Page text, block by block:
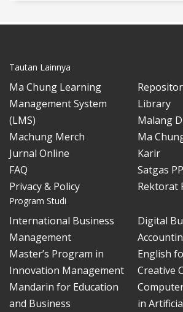
Tautan Lainnya
Ma Chung Learning
Management System
(LMS)
Library
Malang
Machung Merch
Ma
Jurnal Online
Karir
FAQ
Satgas
Privacy & Policy
Rektorat
Program Studi
International Business
Management
Digital
Master’s Program in
Innovation Management
English
Creative
Mandarin for Education
and Business
in